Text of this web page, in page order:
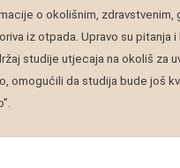
o okolišnim, zdravstvenim,
iz otpada. Upravo su pitanja
studije utjecaja na okoliš za
omogućili da studija bude još